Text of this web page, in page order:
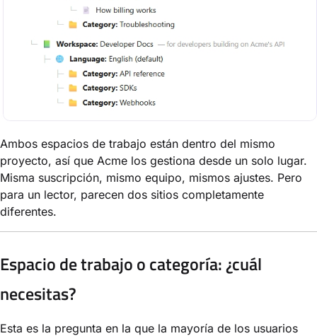
Ambos espacios de trabajo están dentro del mismo
proyecto, así que Acme los gestiona desde un solo lugar.
Misma suscripción, mismo equipo, mismos ajustes. Pero
para un lector, parecen dos sitios completamente
diferentes.
Espacio de trabajo o categoría: ¿cuál
necesitas?
Esta es la pregunta en la que la mayoría de los usuarios